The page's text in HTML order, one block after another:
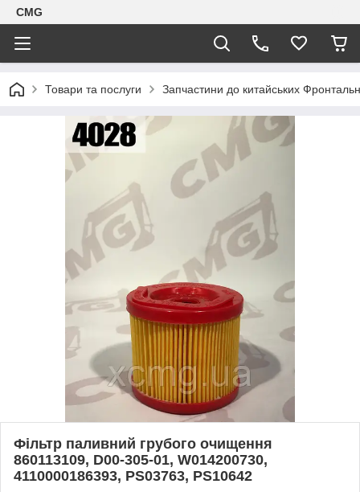
CMG
Товари та послуги Запчастини до китайських
Фільтр паливний грубого очищення
860113109, D00-305-01, W014200730,
4110000186393, PS03763, PS10642